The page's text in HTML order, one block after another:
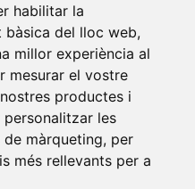
habilitar la
bàsica del lloc web,
millor experiència al
mesurar el vostre
productes i
personalitzar les
màrqueting, per
més rellevants per a
Universitat d'Alacant
Autònoma de
Barcelona•Universitat
de Girona
•Universitat
•Universitat Jaume I
Miguel Hernández
Catalunya•Universitat